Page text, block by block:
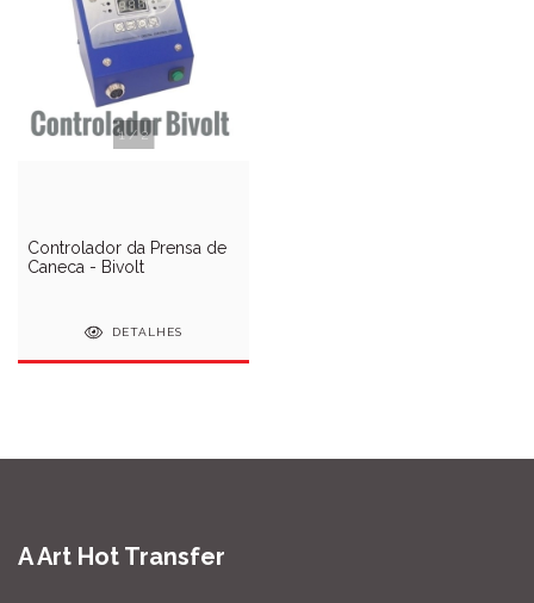
1/2
Controlador da Prensa de
Caneca - Bivolt
DETALHES
A Art Hot Transfer